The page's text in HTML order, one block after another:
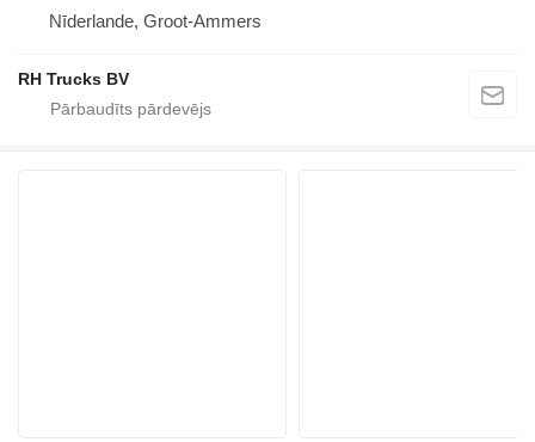
Nīderlande, Groot-Ammers
RH Trucks BV